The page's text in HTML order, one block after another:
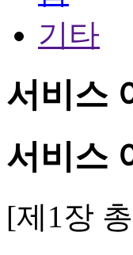
기타
서비스
서비스
[제1장